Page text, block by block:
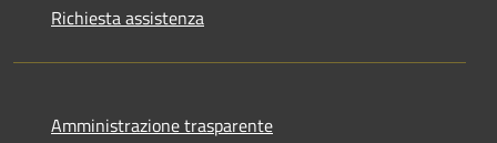
Richiesta assistenza
Amministrazione trasparente